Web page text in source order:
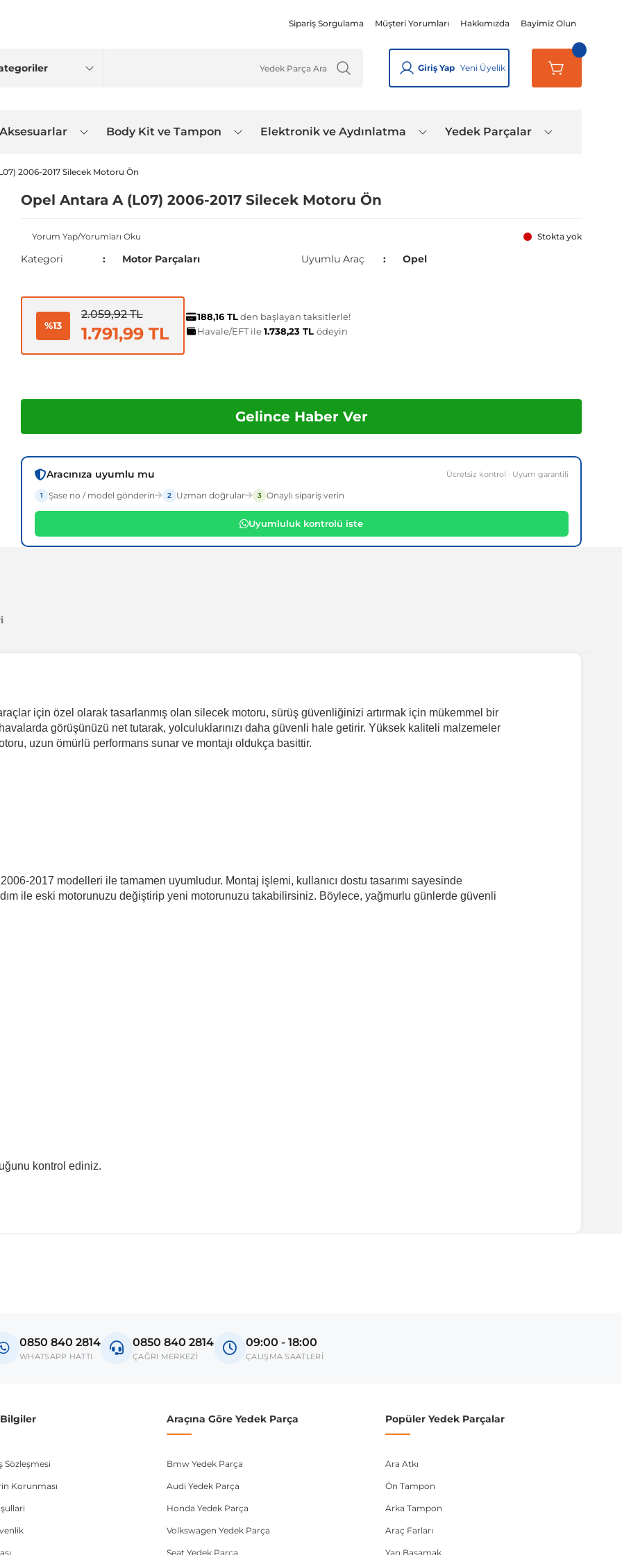
Sipariş Sorgulama Müşteri Yorumları Hakkımızda Bayimiz Olun
Giriş Yap Yeni Üyelik
Aksesuarlar Body Kit ve Tampon Elektronik ve Aydınlatma Yedek Parçalar
2006-2017 Silecek Motoru Ön
Opel Antara A (L07) 2006-2017 Silecek Motoru Ön
Yorum Yap/Yorumları Oku Stokta yok
Kategori Motor Parçaları Uyumlu Araç Opel
%13
2.059,92 TL
1.791,99 TL
188,16 TLden başlayan taksitlerle!
Havale/EFT ile1.738,23 TL ödeyin
Gelince Haber Ver
Aracınıza uyumlu mu Ücretsiz kontrol · Uyum garantili
1 Şase no / model gönderin 2 Uzman doğrular 3 Onaylı sipariş verin
Uyumluluk kontrolü iste
için özel olarak tasarlanmış olan silecek motoru, sürüş güvenliğinizi artırmak için mükemmel bir
görüşünüzü net tutarak, yolculuklarınızı daha güvenli hale getirir. Yüksek kaliteli malzemeler
uzun ömürlü performans sunar ve montajı oldukça basittir.
2017 modelleri ile tamamen uyumludur. Montaj işlemi, kullanıcı dostu tasarımı sayesinde
ile eski motorunuzu değiştirip yeni motorunuzu takabilirsiniz. Böylece, yağmurlu günlerde güvenli
kontrol ediniz.
0850 840 2814
WHATSAPP HATTI
0850 840 2814
ÇAĞRI MERKEZİ
09:00 - 18:00
ÇALIŞMA SAATLERİ
Sözleşmesi
Korunması
Araçına Göre Yedek Parça
Bmw Yedek Parça
Audi Yedek Parça
Honda Yedek Parça
Volkswagen Yedek Parça
Seat Yedek Parça
Popüler Yedek Parçalar
Ara Atkı
Ön Tampon
Arka Tampon
Araç Farları
Yan Basamak